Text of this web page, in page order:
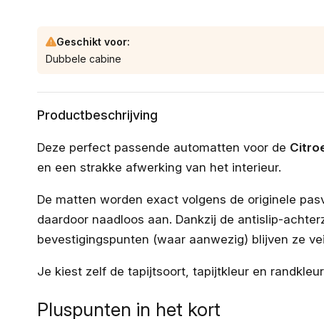
Geschikt voor:
Dubbele cabine
Productbeschrijving
Deze perfect passende automatten voor de
en een strakke afwerking van het interieur.
De matten worden exact volgens de originele
daardoor naadloos aan. Dankzij de antislip-
bevestigingspunten (waar aanwezig) blijven ze
Je kiest zelf de tapijtsoort, tapijtkleur en
Pluspunten in het kort